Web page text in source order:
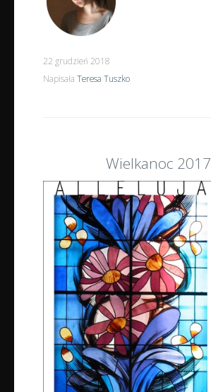
22 grudzień 2018
Napisała Teresa Tuszko
Wielkanoc 2017